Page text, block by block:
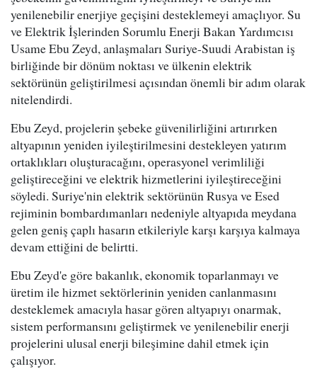
yenilenebilir enerjiye geçişini desteklemeyi amaçlıyor. Su
ve Elektrik İşlerinden Sorumlu Enerji Bakan Yardımcısı
Usame Ebu Zeyd, anlaşmaları Suriye-Suudi Arabistan iş
birliğinde bir dönüm noktası ve ülkenin elektrik
sektörünün geliştirilmesi açısından önemli bir adım olarak
nitelendirdi.
Ebu Zeyd, projelerin şebeke güvenilirliğini artırırken
altyapının yeniden iyileştirilmesini destekleyen yatırım
ortaklıkları oluşturacağını, operasyonel verimliliği
geliştireceğini ve elektrik hizmetlerini iyileştireceğini
söyledi. Suriye'nin elektrik sektörünün Rusya ve Esed
rejiminin bombardımanları nedeniyle altyapıda meydana
gelen geniş çaplı hasarın etkileriyle karşı karşıya kalmaya
devam ettiğini de belirtti.
Ebu Zeyd'e göre bakanlık, ekonomik toparlanmayı ve
üretim ile hizmet sektörlerinin yeniden canlanmasını
desteklemek amacıyla hasar gören altyapıyı onarmak,
sistem performansını geliştirmek ve yenilenebilir enerji
projelerini ulusal enerji bileşimine dahil etmek için
çalışıyor.